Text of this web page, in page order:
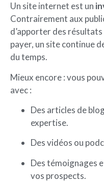
Un site internet est un
Contrairement aux
d’apporter des
payer, un site continue
du temps.
Mieux encore : vous
avec :
Des articles de
expertise.
Des vidéos ou
Des témoignages
vos prospects.